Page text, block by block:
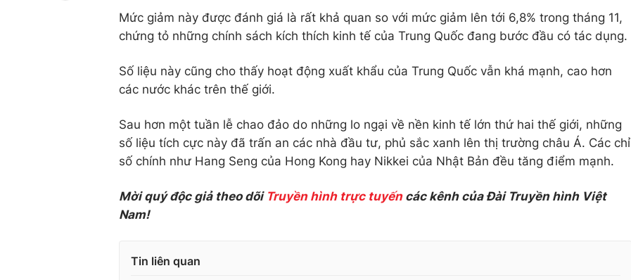
Tư vấn
Mức giảm này được đánh giá là rất khả quan so với mức giảm lên tới 6,8% trong tháng 11,
chứng tỏ những chính sách kích thích kinh tế của Trung Quốc đang bước đầu có tác dụng.
Số liệu này cũng cho thấy hoạt động xuất khẩu của Trung Quốc vẫn khá mạnh, cao hơn
các nước khác trên thế giới.
Sau hơn một tuần lễ chao đảo do những lo ngại về nền kinh tế lớn thứ hai thế giới, những
số liệu tích cực này đã trấn an các nhà đầu tư, phủ sắc xanh lên thị trường châu Á. Các chỉ
số chính như Hang Seng của Hong Kong hay Nikkei của Nhật Bản đều tăng điểm mạnh.
Mời quý độc giả theo dõi Truyền hình trực tuyếncác kênh của Đài Truyền hình Việt
Nam!
Tin liên quan